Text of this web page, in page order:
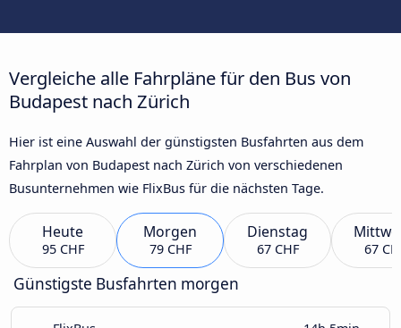
Vergleiche alle Fahrpläne für den Bus von
Budapest nach Zürich
Hier ist eine Auswahl der günstigsten Busfahrten aus dem
Fahrplan von Budapest nach Zürich von verschiedenen
Busunternehmen wie FlixBus für die nächsten Tage.
Heute
95 CHF
Morgen
79 CHF
Dienstag
67 CHF 67
Günstigste Busfahrten morgen